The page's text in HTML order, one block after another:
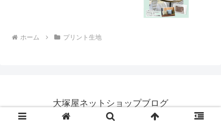
ホーム プリント生地
大塚屋ネットショップブログ
© 2018 大塚屋ネットショップブログ.